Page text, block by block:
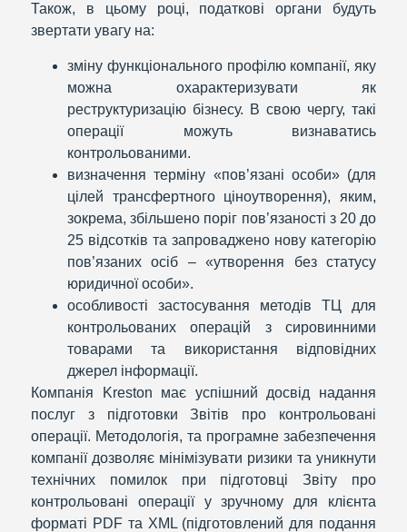
Також, в цьому році, податкові органи будуть
звертати увагу на:
зміну функціонального профілю компанії, яку
можна охарактеризувати як
реструктуризацію бізнесу. В свою чергу, такі
операції можуть визнаватись
контрольованими.
визначення терміну «пов’язані особи» (для
цілей трансфертного ціноутворення), яким,
зокрема, збільшено поріг пов’язаності з 20 до
25 відсотків та запроваджено нову категорію
пов’язаних осіб – «утворення без статусу
юридичної особи».
особливості застосування методів ТЦ для
контрольованих операцій з сировинними
товарами та використання відповідних
джерел інформації.
Компанія Kreston має успішний досвід надання
послуг з підготовки Звітів про контрольовані
операції. Методологія, та програмне забезпечення
компанії дозволяє мінімізувати ризики та уникнути
технічних помилок при підготовці Звіту про
контрольовані операції у зручному для клієнта
форматі PDF та XML (підготовлений для подання